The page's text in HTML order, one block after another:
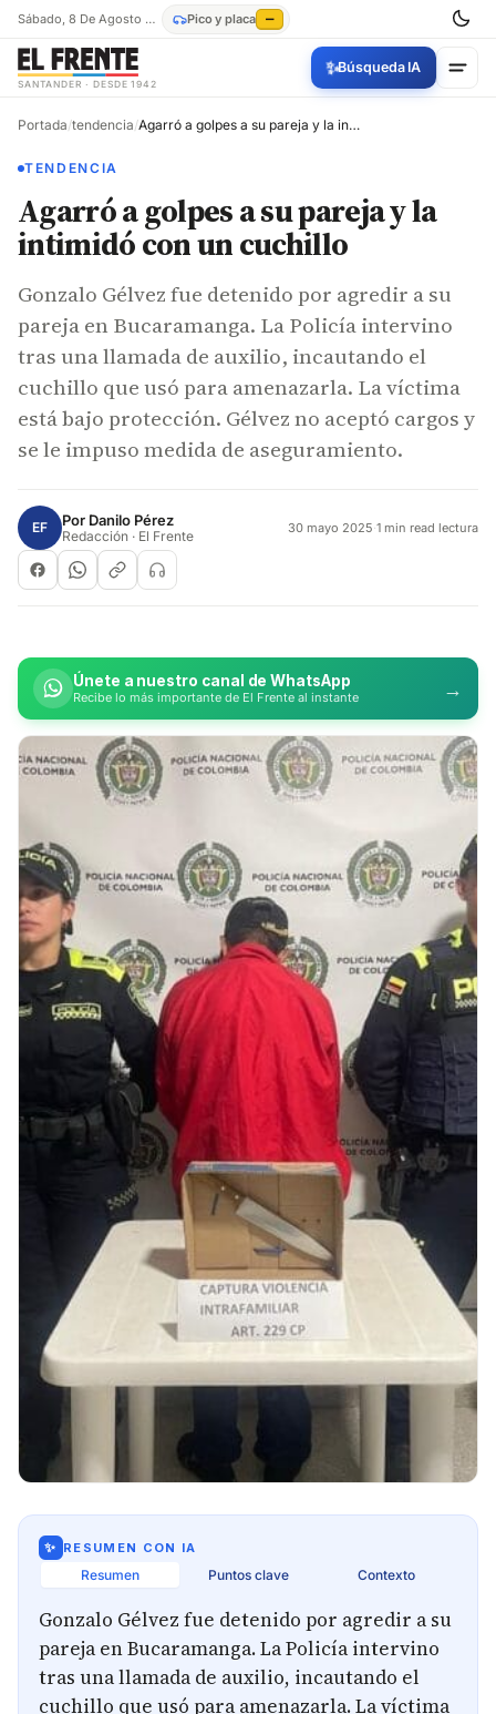
Sábado, 8 De Agosto De 2026 Pico y placa —
SANTANDER · DESDE 1942
✨Búsqueda IA
Portada/tendencia/ Agarró a golpes a su pareja y la intimidó con un cuchillo
TENDENCIA
Agarró a golpes a su pareja y la
intimidó con un cuchillo
Gonzalo Gélvez fue detenido por agredir a su
pareja en Bucaramanga. La Policía intervino
tras una llamada de auxilio, incautando el
cuchillo que usó para amenazarla. La víctima
está bajo protección. Gélvez no aceptó cargos y
se le impuso medida de aseguramiento.
EF Por Danilo Pérez
Redacción · El Frente 30 mayo 2025·1 min read lectura
Únete a nuestro canal de WhatsApp
Recibe lo más importante de El Frente al instante →
✨ RESUMEN CON IA
Resumen Puntos clave Contexto
Gonzalo Gélvez fue detenido por agredir a su
pareja en Bucaramanga. La Policía intervino
tras una llamada de auxilio, incautando el
cuchillo que usó para amenazarla. La víctima